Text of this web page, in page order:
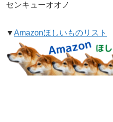
センキューオオノ
▼Amazonほしいものリスト